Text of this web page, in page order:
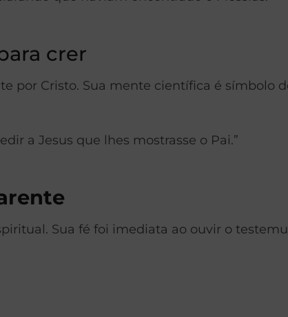
crer
por Cristo. Sua mente científica é símbolo
a Jesus que lhes mostrasse o Pai.”
Sua fé foi imediata ao ouvir o